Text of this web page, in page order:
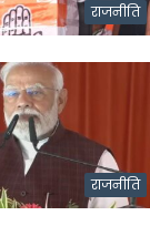
राजनीति
राजनीति